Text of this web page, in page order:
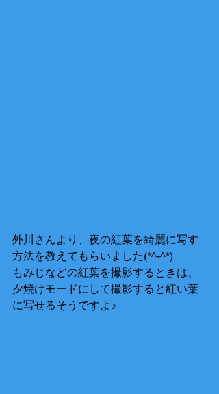
外川さんより、夜の紅葉を綺麗に写す
方法を教えてもらいました(*^-^*)
もみじなどの紅葉を撮影するときは、
夕焼けモードにして撮影すると紅い葉
に写せるそうですよ♪